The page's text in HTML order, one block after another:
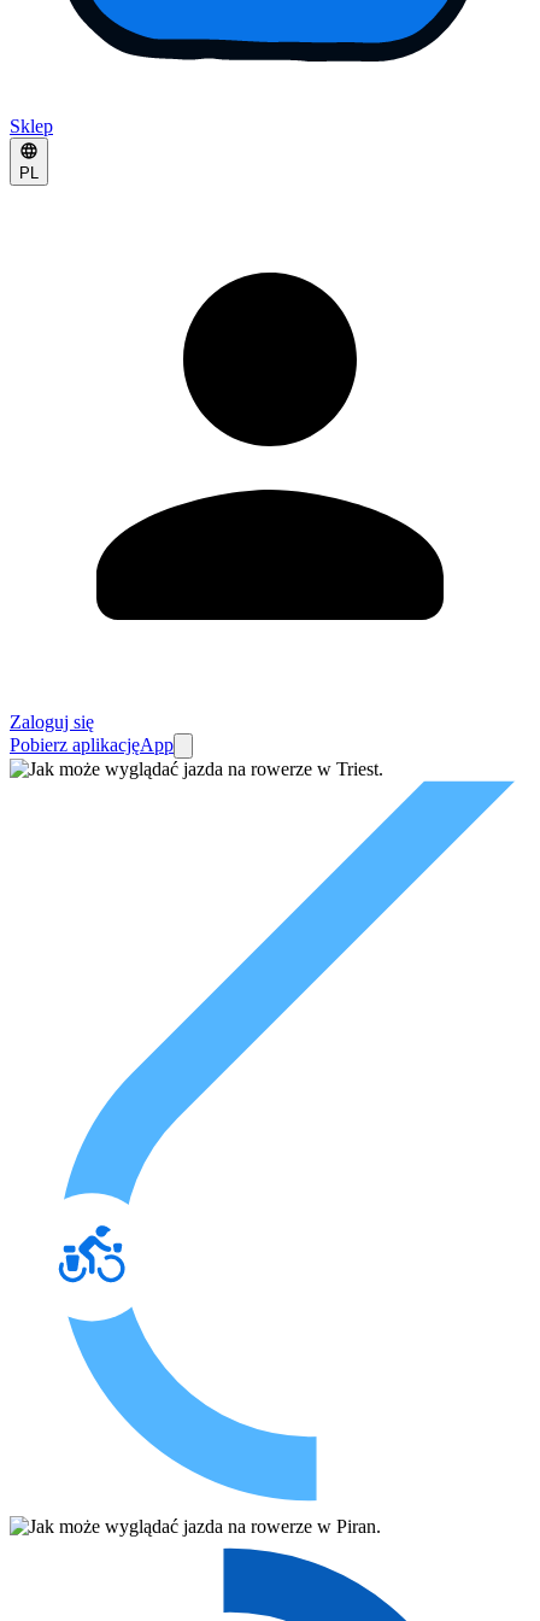
Sklep
PL
Zaloguj się
Pobierz aplikacjęApp